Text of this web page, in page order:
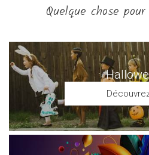
Quelque chose